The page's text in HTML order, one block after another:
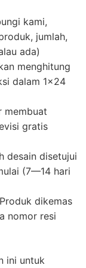
kami,
jumlah,
ada)
menghitung
dalam 1×24
membuat
gratis
desain disetujui
(7—14 hari
dikemas
nomor resi
ini untuk